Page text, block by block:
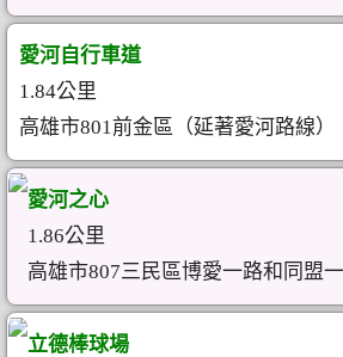
愛河自行車道
1.84公里
高雄市801前金區（延著愛河路線）
愛河之心
1.86公里
高雄市807三民區博愛一路和同盟
立德棒球場